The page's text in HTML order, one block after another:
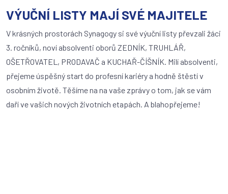
VÝUČNÍ LISTY MAJÍ SVÉ MAJITELE
V krásných prostorách Synagogy si své výuční listy převzali žáci
3. ročníků, noví absolventi oborů ZEDNÍK, TRUHLÁŘ,
OŠETŘOVATEL, PRODAVAČ a KUCHAŘ-ČÍŠNÍK. Milí absolventi,
přejeme úspěšný start do profesní kariéry a hodně štěstí v
osobním životě. Těšíme na na vaše zprávy o tom, jak se vám
daří ve vašich nových životních etapách. A blahopřejeme!